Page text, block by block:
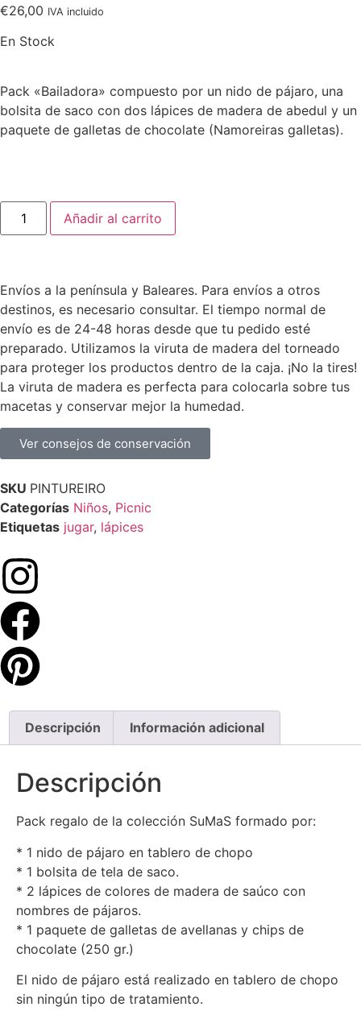
€26,00 IVA incluido
En Stock
Pack «Bailadora» compuesto por un nido de pájaro, una
bolsita de saco con dos lápices de madera de abedul y un
paquete de galletas de chocolate (Namoreiras galletas).
Añadir al carrito
Envíos a la península y Baleares. Para envíos a otros
destinos, es necesario consultar. El tiempo normal de
envío es de 24-48 horas desde que tu pedido esté
preparado. Utilizamos la viruta de madera del torneado
para proteger los productos dentro de la caja. ¡No la tires!
La viruta de madera es perfecta para colocarla sobre tus
macetas y conservar mejor la humedad.
Ver consejos de conservación
SKU PINTUREIRO
Categorías Niños, Picnic
Etiquetas jugar, lápices
Descripción Información adicional
Descripción
Pack regalo de la colección SuMaS formado por:
* 1 nido de pájaro en tablero de chopo
* 1 bolsita de tela de saco.
* 2 lápices de colores de madera de saúco con
nombres de pájaros.
* 1 paquete de galletas de avellanas y chips de
chocolate (250 gr.)
El nido de pájaro está realizado en tablero de chopo
sin ningún tipo de tratamiento.